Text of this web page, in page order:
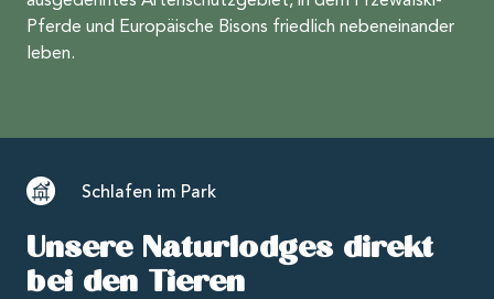
Pferde und Europäische Bisons friedlich nebeneinander
leben.
Schlafen im Park
Unsere Naturlodges direkt
bei den Tieren